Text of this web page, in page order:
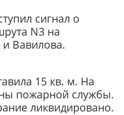
сигнал о
N3 на
Вавилова.
15 кв. м. На
пожарной службы.
ликвидировано.